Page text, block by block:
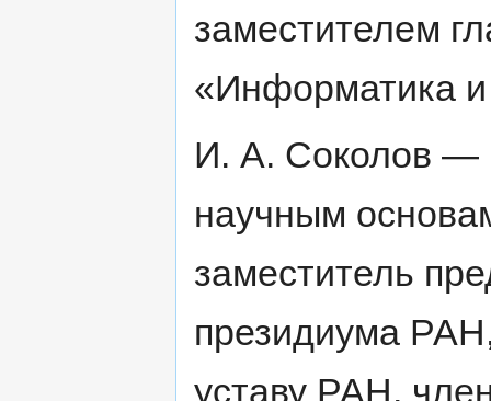
заместителем
«Информатика
И. А. Соколов —
научным
заместитель
президиума
уставу РАН,